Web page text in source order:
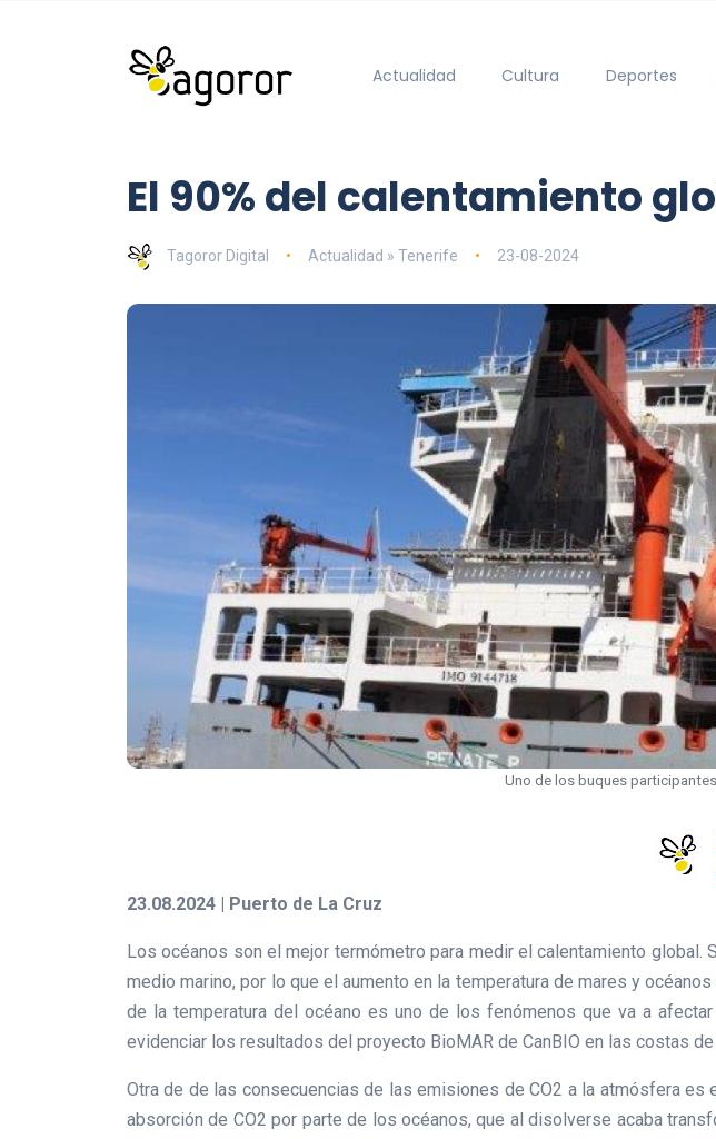
Actualidad Cultura Deportes
El 90% del calentamiento
Tagoror Digital Actualidad » Tenerife 23-08-2024
Uno de los buques
23.08.2024 | Puerto de La Cruz
Los océanos son el mejor termómetro para medir el calentamiento
medio marino, por lo que el aumento en la temperatura de mares y
de la temperatura del océano es uno de los fenómenos que va a
evidenciar los resultados del proyecto BioMAR de CanBIO en las costas
Otra de de las consecuencias de las emisiones de CO2 a la atmósfera
absorción de CO2 por parte de los océanos, que al disolverse acaba